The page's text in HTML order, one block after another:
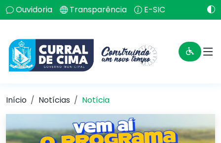
Ouvidoria Transparência E-SIC
Início Notícias Notícia